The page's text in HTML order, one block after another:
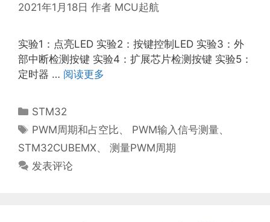
2021年1月18日 作者 MCU起航
实验1：点亮LED 实验2：按键控制LED 实验3：外
部中断检测按键 实验4：扩展芯片检测按键 实验5：
定时器 … 阅读更多
分
类
STM32
标
签
PWM周期和占空比、 PWM输入信号测量、
STM32CUBEMX、 测量PWM周期
发表评论